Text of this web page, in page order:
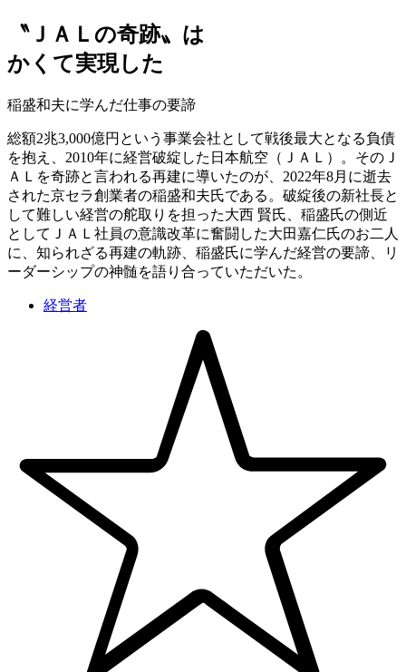
〝ＪＡＬの奇跡〟は
かくて実現した
稲盛和夫に学んだ仕事の要諦
総額2兆3,000億円という事業会社として戦後最大となる負債
を抱え、2010年に経営破綻した日本航空（ＪＡＬ）。そのＪ
ＡＬを奇跡と言われる再建に導いたのが、2022年8月に逝去
された京セラ創業者の稲盛和夫氏である。破綻後の新社長と
して難しい経営の舵取りを担った大西 賢氏、稲盛氏の側近
としてＪＡＬ社員の意識改革に奮闘した大田嘉仁氏のお二人
に、知られざる再建の軌跡、稲盛氏に学んだ経営の要諦、リ
ーダーシップの神髄を語り合っていただいた。
経営者